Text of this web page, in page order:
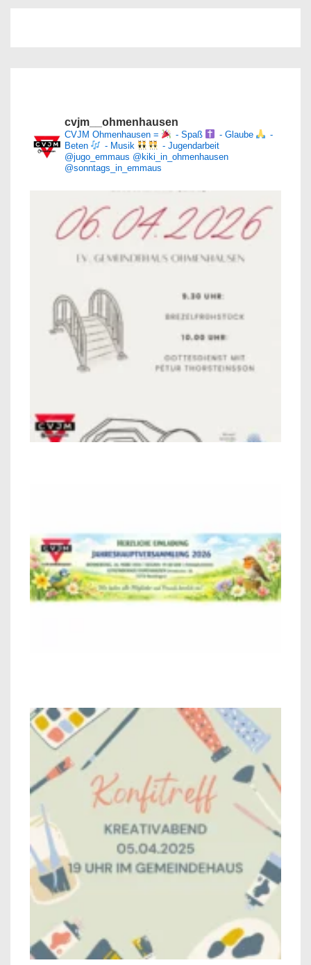
cvjm__ohmenhausen
CVJM Ohmenhausen = - Spaß - Glaube
-
Beten
- Musik
- Jugendarbeit
@jugo_emmaus @kiki_in_ohmenhausen
@sonntags_in_emmaus